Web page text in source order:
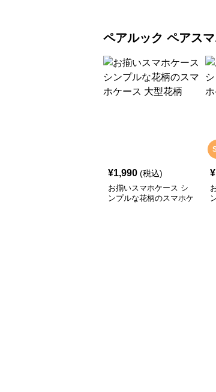
ペアルック ペアス
¥1,990 (税込)
お揃いスマホケース シ
ンプルな花柄のスマホケ
¥